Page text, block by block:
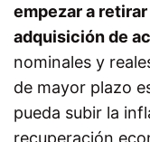
empezar a
adquisición de
nominales y
de mayor plazo
pueda subir la
recuperación